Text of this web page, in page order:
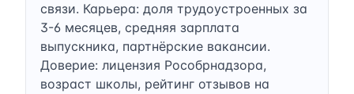
связи. Карьера: доля трудоустроенных за
3-6 месяцев, средняя зарплата
выпускника, партнёрские вакансии.
Доверие: лицензия Рособрнадзора,
возраст школы, рейтинг отзывов на